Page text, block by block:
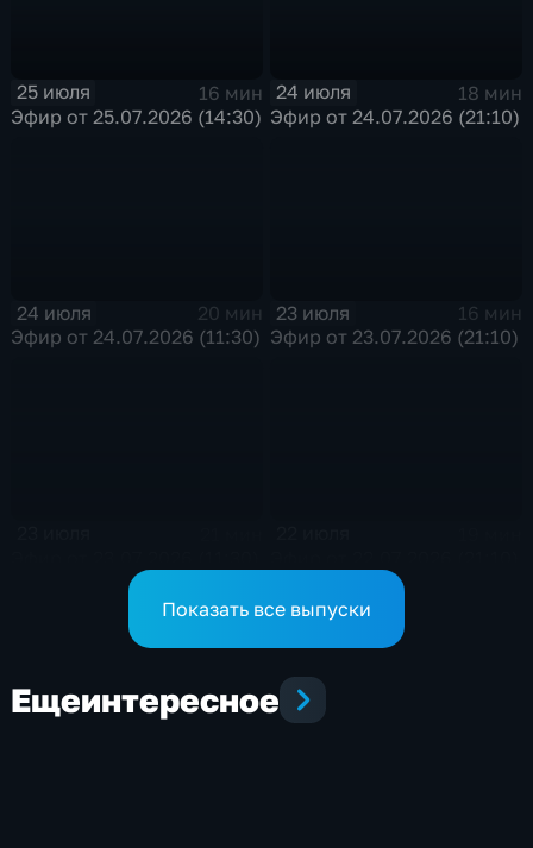
25 июля
16 мин
Эфир от 25.07.2026 (14:30)
24 июля
18 мин
Эфир от 24.07.2026 (21:10)
24 июля
20 мин
Эфир от 24.07.2026 (11:30)
23 июля
16 мин
Эфир от 23.07.2026 (21:10)
Показать все выпуски
Ещеинтересное